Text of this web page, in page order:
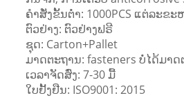
ຄໍາສັ່ງຂັ້ນຕ່ໍາ: 1000PCS ແຕ່ລະຂະ
ຕົວຢ່າງ: ຕົວຢ່າງຟຣີ
ຊຸດ: Carton+Pallet
ມາດ​ຕະ​ຖານ​: fasteners ບໍ່​ໄດ້​ມາດ​
ເວລາຈັດສົ່ງ: 7-30 ມື້
ໃບຢັ້ງຢືນ: ISO9001: 2015